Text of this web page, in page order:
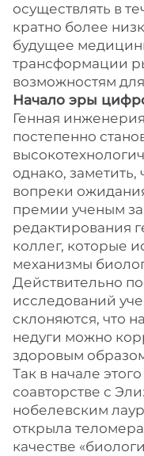
осуществлять в
кратно более
будущее
трансформации
возможностям
Начало эры
Генная
постепенно
однако,
вопреки
премии ученым
редактирования
коллег, которые
механизмы
Действительно
исследований
склоняются, что
недуги можно
здоровым
Так в начале
соавторстве с
нобелевским
открыла
качестве